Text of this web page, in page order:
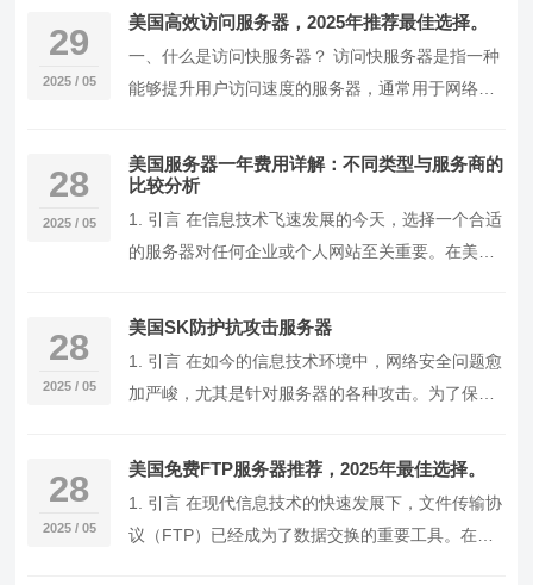
务、在…
29
2025 / 05
美国高效访问服务器，2025年推荐最佳选择。
一、什么是访问快服务器？ 访问快服务器是指一种
能够提升用户访问速度的服务器，通常用于网络应
络技术…
28
2025 / 05
美国服务器一年费用详解：不同类型与服务商的
比较分析
1. 引言 在信息技术飞速发展的今天，选择一个合适
的服务器对任何企业或个人网站至关重要。在美
本文…
28
2025 / 05
美国SK防护抗攻击服务器
1. 引言 在如今的信息技术环境中，网络安全问题愈
加严峻，尤其是针对服务器的各种攻击。为了保护
击…
28
2025 / 05
美国免费FTP服务器推荐，2025年最佳选择。
1. 引言 在现代信息技术的快速发展下，文件传输协
议（FTP）已经成为了数据交换的重要工具。在美